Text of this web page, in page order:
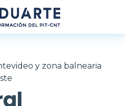
y zona balnearia